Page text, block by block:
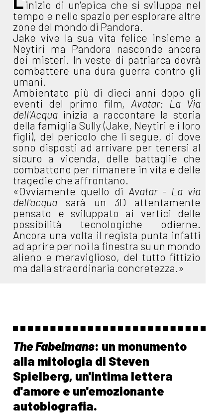
inizio di un'epica che si sviluppa nel
tempo e nello spazio per esplorare altre
zone del mondo di Pandora.
Jake vive la sua vita felice insieme a
Neytiri ma Pandora nasconde ancora
dei misteri. In veste di patriarca dovrà
combattere una dura guerra contro gli
umani.
Ambientato più di dieci anni dopo gli
eventi del primo film, Avatar: La Via
dell'Acqua inizia a raccontare la storia
della famiglia Sully (Jake, Neytiri e i loro
figli), del pericolo che li segue, di dove
sono disposti ad arrivare per tenersi al
sicuro a vicenda, delle battaglie che
combattono per rimanere in vita e delle
tragedie che affrontano.
«Ovviamente quello di Avatar - La via
dell'acqua sarà un 3D attentamente
pensato e sviluppato ai vertici delle
possibilità tecnologiche odierne.
Ancora una volta il regista punta infatti
ad aprire per noi la finestra su un mondo
alieno e meraviglioso, del tutto fittizio
ma dalla straordinaria concretezza.»
The Fabelmans: un monumento
alla mitologia di Steven
Spielberg, un'intima lettera
d'amore e un'emozionante
autobiografia.